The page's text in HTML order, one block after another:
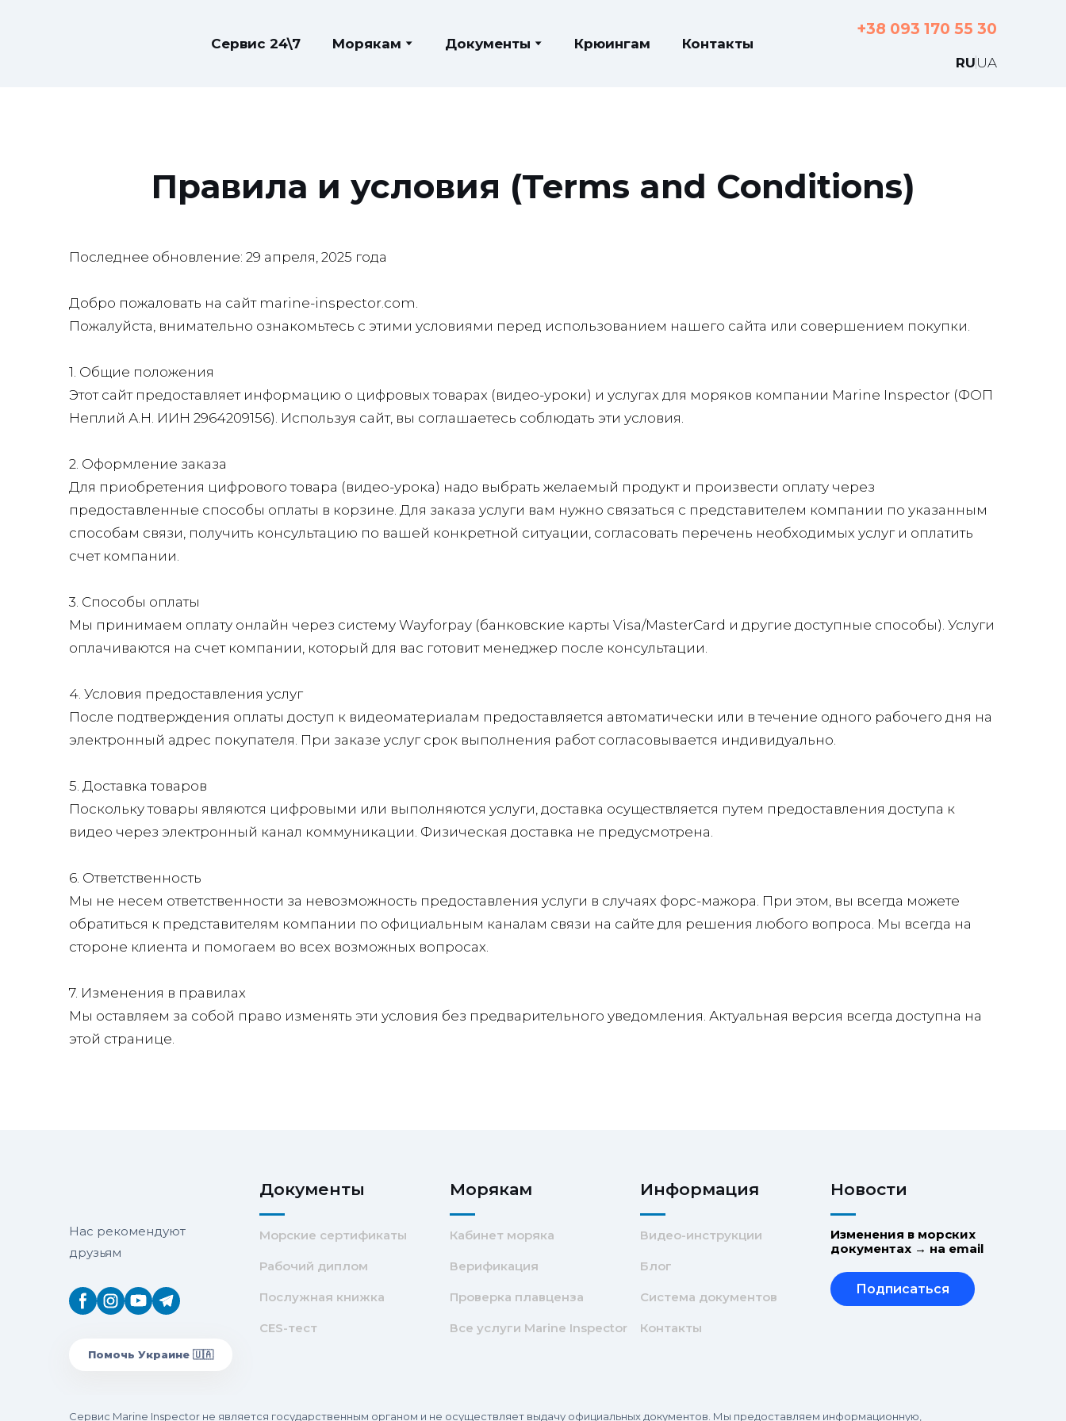
Сервис 24\7 Морякам Документы Крюингам Контакты
+38 093 170 55 30
RU UA
Правила и условия (Terms and Conditions)
Последнее обновление: 29 апреля, 2025 года
Добро пожаловать на сайт marine-inspector.com.
Пожалуйста, внимательно ознакомьтесь с этими условиями перед использованием нашего сайта или совершением покупки.
1. Общие положения
Этот сайт предоставляет информацию о цифровых товарах (видео-уроки) и услугах для моряков компании Marine Inspector (ФОП
Неплий А.Н. ИИН 2964209156). Используя сайт, вы соглашаетесь соблюдать эти условия.
2. Оформление заказа
Для приобретения цифрового товара (видео-урока) надо выбрать желаемый продукт и произвести оплату через
предоставленные способы оплаты в корзине. Для заказа услуги вам нужно связаться с представителем компании по указанным
способам связи, получить консультацию по вашей конкретной ситуации, согласовать перечень необходимых услуг и оплатить
счет компании.
3. Способы оплаты
Мы принимаем оплату онлайн через систему Wayforpay (банковские карты Visa/MasterCard и другие доступные способы). Услуги
оплачиваются на счет компании, который для вас готовит менеджер после консультации.
4. Условия предоставления услуг
После подтверждения оплаты доступ к видеоматериалам предоставляется автоматически или в течение одного рабочего дня на
электронный адрес покупателя. При заказе услуг срок выполнения работ согласовывается индивидуально.
5. Доставка товаров
Поскольку товары являются цифровыми или выполняются услуги, доставка осуществляется путем предоставления доступа к
видео через электронный канал коммуникации. Физическая доставка не предусмотрена.
6. Ответственность
Мы не несем ответственности за невозможность предоставления услуги в случаях форс-мажора. При этом, вы всегда можете
обратиться к представителям компании по официальным каналам связи на сайте для решения любого вопроса. Мы всегда на
стороне клиента и помогаем во всех возможных вопросах.
7. Изменения в правилах
Мы оставляем за собой право изменять эти условия без предварительного уведомления. Актуальная версия всегда доступна на
этой странице.
Нас рекомендуют
друзьям
Помочь Украине 🇺🇦
Документы
Морские сертификаты
Рабочий диплом
Послужная книжка
CES-тест
Морякам
Кабинет моряка
Верификация
Проверка плавценза
Все услуги Marine Inspector
Информация
Видео-инструкции
Блог
Система документов
Контакты
Новости
Изменения в морских
документах → на email
Подписаться
Сервис Marine Inspector не является государственным органом и не осуществляет выдачу официальных документов. Мы предоставляем информационную,